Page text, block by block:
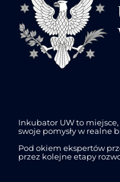
Inkubator UW to
swoje pomysły w realne
Pod okiem ekspertów
przez kolejne etapy